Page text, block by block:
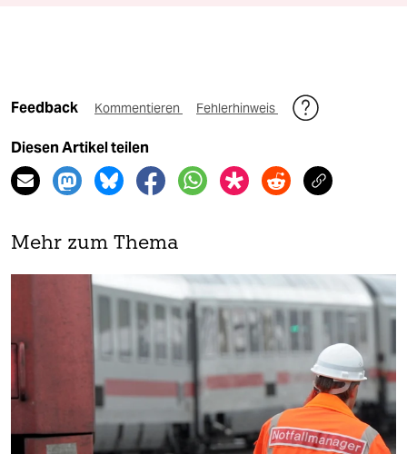
Feedback Kommentieren Fehlerhinweis
Diesen Artikel teilen
Mehr zum Thema